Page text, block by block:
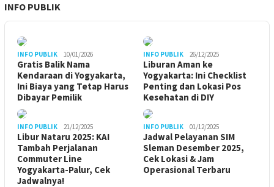
INFO PUBLIK
INFO PUBLIK 10/01/2026
Gratis Balik Nama
Kendaraan di Yogyakarta,
Ini Biaya yang Tetap Harus
Dibayar Pemilik
INFO PUBLIK 26/12/2025
Liburan Aman ke
Yogyakarta: Ini Checklist
Penting dan Lokasi Pos
Kesehatan di DIY
INFO PUBLIK 21/12/2025
Libur Nataru 2025: KAI
Tambah Perjalanan
Commuter Line
Yogyakarta-Palur, Cek
Jadwalnya!
INFO PUBLIK 01/12/2025
Jadwal Pelayanan SIM
Sleman Desember 2025,
Cek Lokasi & Jam
Operasional Terbaru